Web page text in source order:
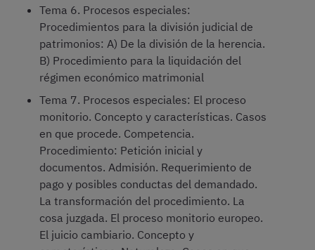
Tema 6. Procesos especiales:
Procedimientos para la división judicial de
patrimonios: A) De la división de la herencia.
B) Procedimiento para la liquidación del
régimen económico matrimonial
Tema 7. Procesos especiales: El proceso
monitorio. Concepto y características. Casos
en que procede. Competencia.
Procedimiento: Petición inicial y
documentos. Admisión. Requerimiento de
pago y posibles conductas del demandado.
La transformación del procedimiento. La
cosa juzgada. El proceso monitorio europeo.
El juicio cambiario. Concepto y